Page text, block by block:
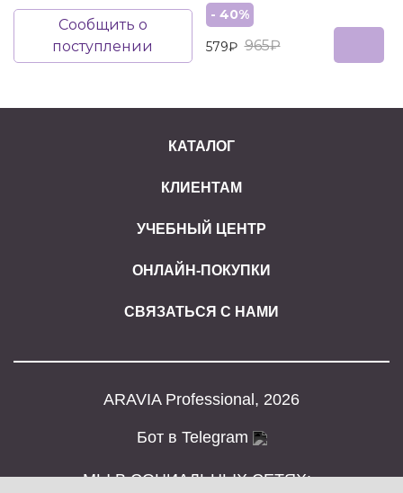
Сообщить о
поступлении
- 40%
579₽ 965₽
КАТАЛОГ
КЛИЕНТАМ
УЧЕБНЫЙ ЦЕНТР
ОНЛАЙН-ПОКУПКИ
СВЯЗАТЬСЯ С НАМИ
ARAVIA Professional, 2026
Бот в Telegram
МЫ В СОЦИАЛЬНЫХ СЕТЯХ: